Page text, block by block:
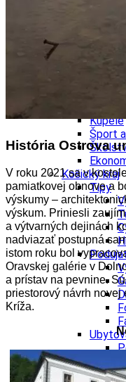
Kúpele
Šport
Košický kraj
Tipy
Gastro
História Ostrova
V roku 2021 sa v
pamiatkovej obnove a
výskumy –
výskum. Priniesli
a výtvarných dejinách
nadviazať postupná
istom roku bol
Oravskej galérie v
a prístav na pevnine.
priestorový návrh novej
Kríža.